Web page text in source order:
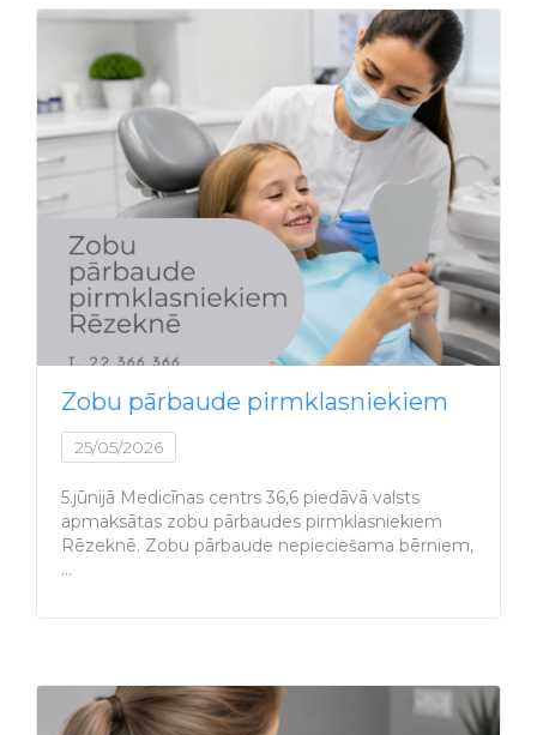
Zobu pārbaude pirmklasniekiem
25/05/2026
5.jūnijā Medicīnas centrs 36,6 piedāvā valsts
apmaksātas zobu pārbaudes pirmklasniekiem
Rēzeknē. Zobu pārbaude nepieciešama bērniem,
…